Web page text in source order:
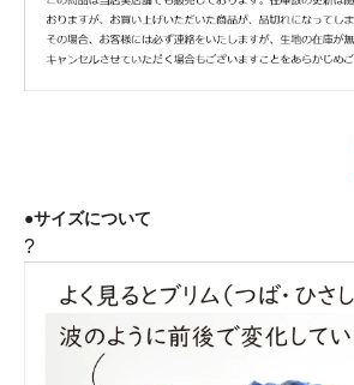
●サイズについて
?